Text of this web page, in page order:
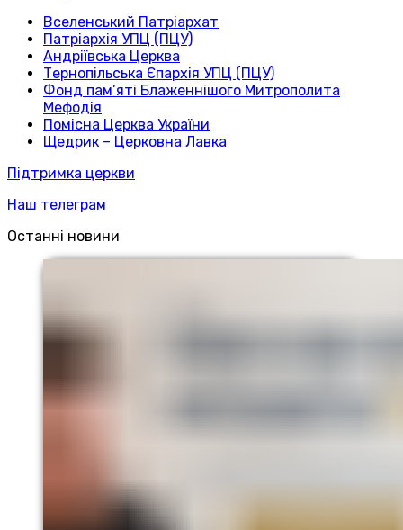
Вселенський Патріархат
Патріархія УПЦ (ПЦУ)
Андріївська Церква
Тернопільська Єпархія УПЦ (ПЦУ)
Фонд пам’яті Блаженнішого Митрополита
Мефодія
Помісна Церква України
Щедрик – Церковна Лавка
Підтримка церкви
Наш телеграм
Останні новини